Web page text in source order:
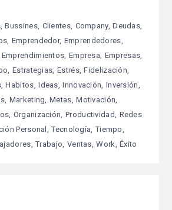
Bussines Clientes Company Deudas
Emprendedor Emprendedores
Emprendimientos Empresa Empresas
Estrategias Estrés Fidelización
Habitos Ideas Innovación Inversión
Marketing Metas Motivación
Organización Productividad Redes
Personal Tecnología Tiempo
Trabajo Ventas Work Éxito